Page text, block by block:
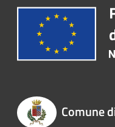
Comune